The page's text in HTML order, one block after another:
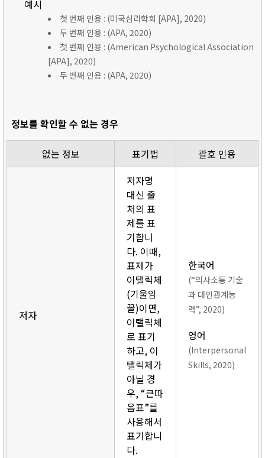
예시
첫 번째 인용 : (미국심리학회 [APA], 2020)
두 번째 인용 : (APA, 2020)
첫 번째 인용 : (American Psychological Association
[APA], 2020)
두 번째 인용 : (APA, 2020)
정보를 확인할 수 없는 경우
없는 정보 표기법 괄호 인용
저자
저자명
대신 출
처의 표
제를 표
기합니
다. 이때,
표제가
이탤릭체
(기울임
꼴)이면,
이탤릭체
로 표기
하고, 이
탤릭체가
아닐 경
우, “큰따
옴표”를
사용해서
표기합니
다.
한국어
(“의사소통 기술
과 대인관계능
력”, 2020)
영어
(Interpersonal
Skills, 2020)